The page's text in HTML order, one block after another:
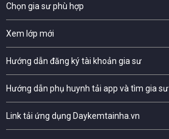
Chọn gia sư phù hợp
Xem lớp mới
Hướng dẫn đăng ký tài khoản gia sư
Hướng dẫn phụ huynh tải app và tìm gia sư
Link tải ứng dụng Daykemtainha.vn